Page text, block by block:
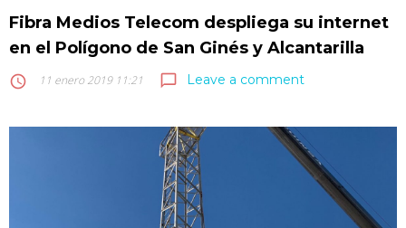
Fibra Medios Telecom despliega su internet
en el Polígono de San Ginés y Alcantarilla
access_time 11 enero 2019 11:21 chat_bubble_outline Leave a comment